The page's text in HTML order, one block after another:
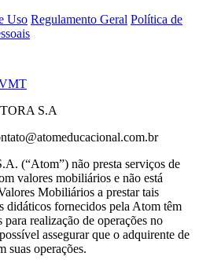
Uso Regulamento Geral Política de
S.A
(“Atom”) não presta serviços de
valores mobiliários e não está
Mobiliários a prestar tais
didáticos fornecidos pela Atom têm
realização de operações no
assegurar que o adquirente de
suas operações.